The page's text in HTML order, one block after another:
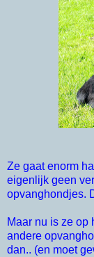
Ze gaat enorm
eigenlijk geen
opvanghondjes.
Maar nu is ze op
andere
dan.. (en moet